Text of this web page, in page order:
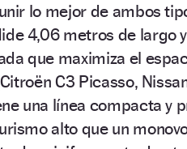
lo mejor de ambos
4,06 metros de largo
que maximiza el
C3 Picasso,
una línea compacta y
alto que un